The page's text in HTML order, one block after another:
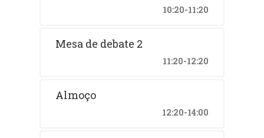
10:20-11:20
Mesa de debate 2
11:20-12:20
Almoço
12:20-14:00